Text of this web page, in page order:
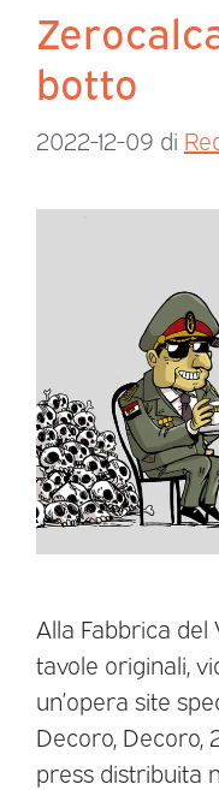
botto
2022-12-09 di
Alla Fabbrica
tavole originali,
un’opera site
Decoro, Decoro,
press distribuita